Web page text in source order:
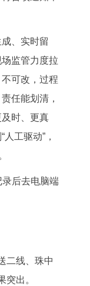
、实时留
监管力度拉
可改，过程
任能划清，
时、更真
工驱动”，
后去电脑端
二线、珠中
出。